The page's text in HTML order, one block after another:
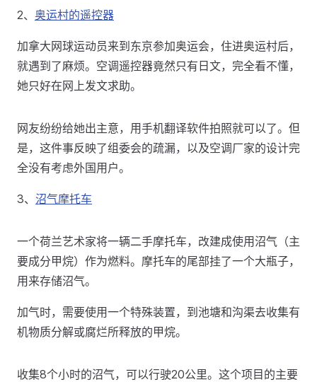
2、 奥运村的遥控器
加拿大网球运动员来到东京参加奥运会，住进奥运村后，
就遇到了麻烦。空调遥控器竟然只有日文，完全看不懂，
她只好在网上发文求助。
网友纷纷给她出主意，用手机翻译软件拍照就可以了。但
是，这件事反映了组委会的疏漏，以及空调厂家的设计完
全没有考虑外国用户。
3、 沼气摩托车
一个荷兰艺术家将一辆二手摩托车，改建成使用沼气（主
要成分甲烷）作为燃料。摩托车的尾部挂了一个大瓶子，
用来存储沼气。
加气时，需要使用一个特殊装置，到池塘和沟渠去收集有
机物质分解或腐烂所释放的甲烷。
收集8个小时的沼气，可以行驶20公里。这个项目的主要